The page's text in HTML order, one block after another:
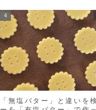
「無塩バター」と違いを